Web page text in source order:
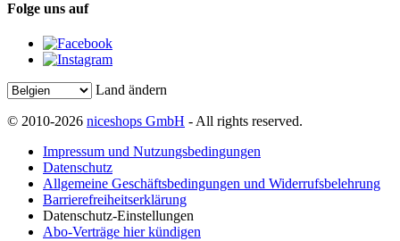
Folge uns auf
Land ändern
© 2010-2026 niceshops GmbH - All rights reserved.
Impressum und Nutzungsbedingungen
Datenschutz
Allgemeine Geschäftsbedingungen und Widerrufsbelehrung
Barrierefreiheitserklärung
Datenschutz-Einstellungen
Abo-Verträge hier kündigen